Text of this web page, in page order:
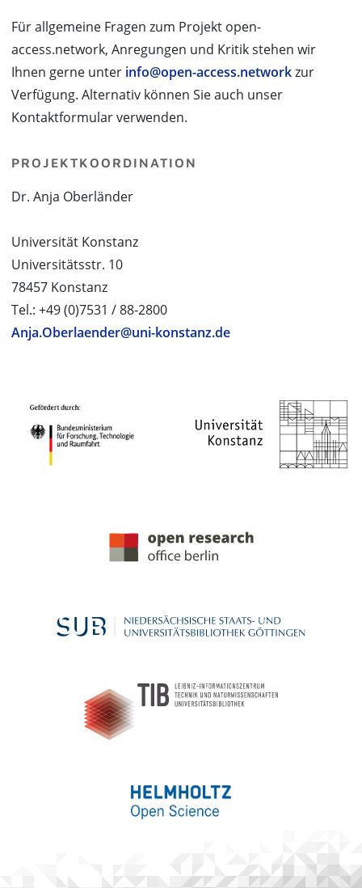
Für allgemeine Fragen zum Projekt open-
access.network, Anregungen und Kritik stehen wir
Ihnen gerne unter info@open-access.networkzur
Verfügung. Alternativ können Sie auch unser
Kontaktformular verwenden.
PROJEKTKOORDINATION
Dr. Anja Oberländer
Universität Konstanz
Universitätsstr. 10
78457 Konstanz
Tel.: +49 (0)7531 / 88-2800
Anja.Oberlaender@uni-konstanz.de